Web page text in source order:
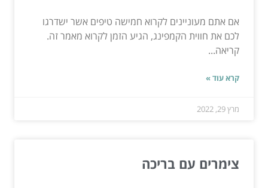
אם אתם מעוניינים לקרוא חמישה טיפים אשר ישדרגו
לכם את חווית הקמפינג, הגיע הזמן לקרוא מאמר זה.
קריאה...
קרא עוד »
מרץ 29, 2022
צימרים עם בריכה